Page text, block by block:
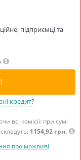
підприємці та
кредит?
всі комісії: при сумі
1154,92 грн.
про можливі